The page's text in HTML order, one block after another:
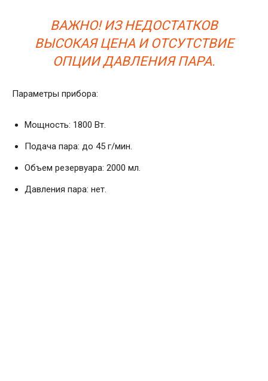
ВАЖНО! ИЗ НЕДОСТАТКОВ
ВЫСОКАЯ ЦЕНА И ОТСУТСТВИЕ
ОПЦИИ ДАВЛЕНИЯ ПАРА.
Параметры прибора:
Мощность: 1800 Вт.
Подача пара: до 45 г/мин.
Объем резервуара: 2000 мл.
Давления пара: нет.